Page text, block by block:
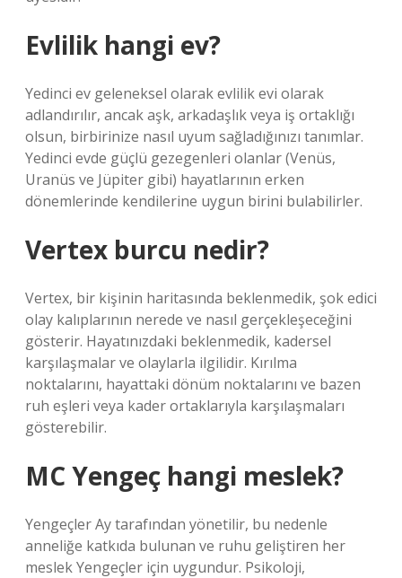
Evlilik hangi ev?
Yedinci ev geleneksel olarak evlilik evi olarak
adlandırılır, ancak aşk, arkadaşlık veya iş ortaklığı
olsun, birbirinize nasıl uyum sağladığınızı tanımlar.
Yedinci evde güçlü gezegenleri olanlar (Venüs,
Uranüs ve Jüpiter gibi) hayatlarının erken
dönemlerinde kendilerine uygun birini bulabilirler.
Vertex burcu nedir?
Vertex, bir kişinin haritasında beklenmedik, şok edici
olay kalıplarının nerede ve nasıl gerçekleşeceğini
gösterir. Hayatınızdaki beklenmedik, kadersel
karşılaşmalar ve olaylarla ilgilidir. Kırılma
noktalarını, hayattaki dönüm noktalarını ve bazen
ruh eşleri veya kader ortaklarıyla karşılaşmaları
gösterebilir.
MC Yengeç hangi meslek?
Yengeçler Ay tarafından yönetilir, bu nedenle
anneliğe katkıda bulunan ve ruhu geliştiren her
meslek Yengeçler için uygundur. Psikoloji,